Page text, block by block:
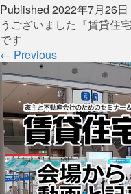
Published 2022年7月26日
うございました『賃貸住
です
← Previous